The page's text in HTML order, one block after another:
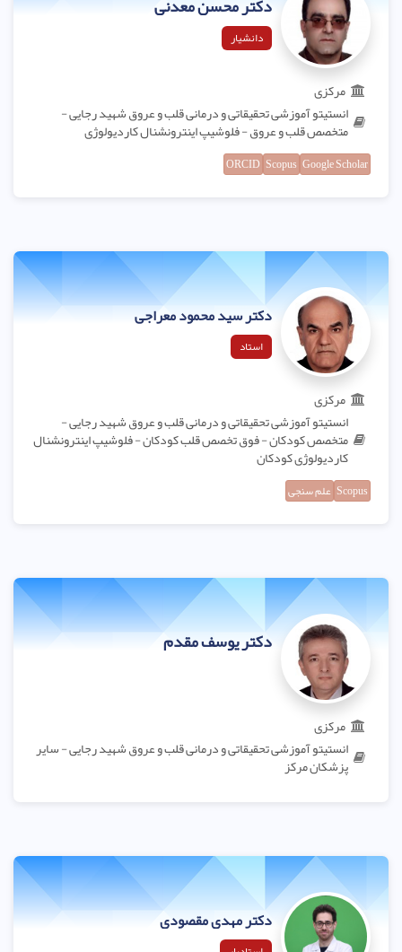
دانشیار
مرکزی
انستیتو آموزشی تحقیقاتی و درمانی قلب و عروق شهید رجایی -
متخصص قلب و عروق - فلوشیپ اینترونشنال کاردیولوژی
Google Scholar
Scopus
ORCID
دکتر سید محمود معراجی
استاد
مرکزی
انستیتو آموزشی تحقیقاتی و درمانی قلب و عروق شهید رجایی -
متخصص کودکان - فوق تخصص قلب کودکان - فلوشیپ اینترونشنال
کاردیولوژی کودکان
Scopus علم سنجی
دکتر یوسف مقدم
مرکزی
انستیتو آموزشی تحقیقاتی و درمانی قلب و عروق شهید رجایی - سایر
پزشکان مرکز
دکتر مهدی مقصودی